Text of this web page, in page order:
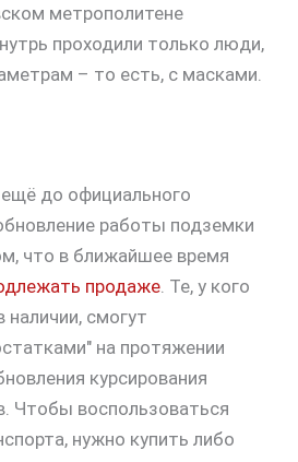
метрополитене
проходили только люди,
– то есть, с масками.
до официального
работы подземки
что в ближайшее время
продаже. Те, у кого
смогут
на протяжении
курсирования
Чтобы воспользоваться
нужно купить либо